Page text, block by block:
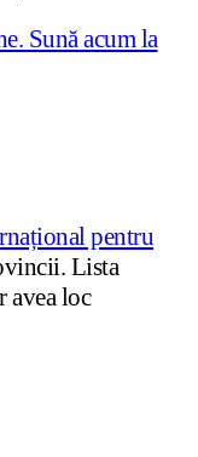
pentru
Lista
avea loc